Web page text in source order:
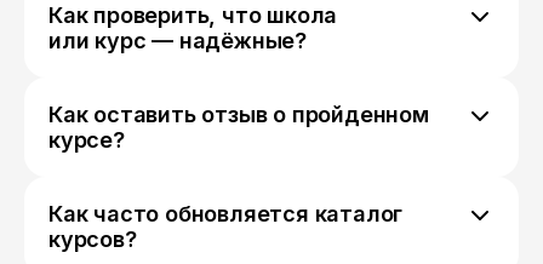
Как проверить, что школа
или курс — надёжные?
площадках, квалификацию преподавателей,
актуальность программы, результаты
условия договора, а также активность
школы в соцсетях.
Как оставить отзыв о пройденном
курсе?
проходили, найдите раздел с отзывами или
рейтинг курса, напишите своё мнение о
Как часто обновляется каталог
курсов?